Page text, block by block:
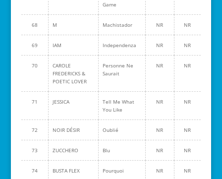
Game
68 M Machistador NR NR
69 IAM Independenza NR NR
70
CAROLE
FREDERICKS &
POETIC LOVER
Personne Ne
Saurait
NR NR
71 JESSICA
Tell Me What
You Like
NR NR
72 NOIR DÉSIR Oublié NR NR
73 ZUCCHERO Blu NR NR
74 BUSTA FLEX Pourquoi NR NR